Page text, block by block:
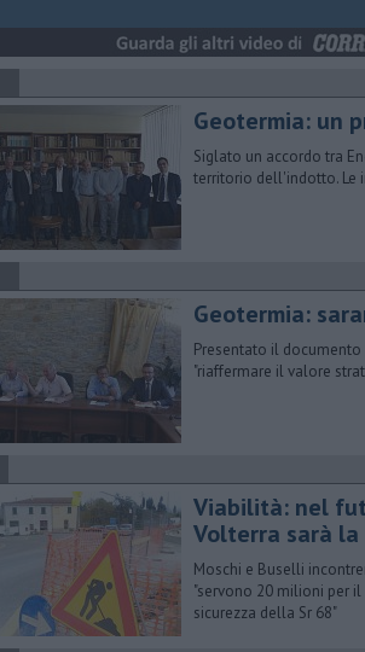
Geotermia: un
Siglato un accordo tra
territorio dell'indotto. Le
Geotermia:
Presentato il
"riaffermare il valore
Viabilità: nel
Volterra sarà la
Moschi e Buselli
"servono 20 milioni per
sicurezza della Sr 68"